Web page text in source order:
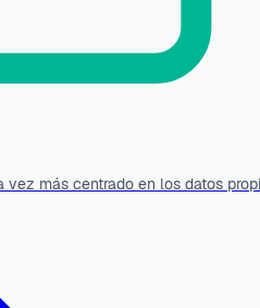
vez más centrado en los datos